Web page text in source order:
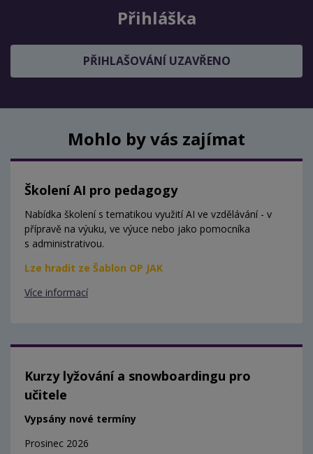
Přihláška
PŘIHLAŠOVÁNÍ UZAVŘENO
Mohlo by vás zajímat
Školení AI pro pedagogy
Nabídka školení s tematikou využití AI ve vzdělávání - v
přípravě na výuku, ve výuce nebo jako pomocníka
s administrativou.
Lze hradit ze Šablon OP JAK
Více informací
Kurzy lyžování a snowboardingu pro
učitele
Vypsány nové termíny
Prosinec 2026